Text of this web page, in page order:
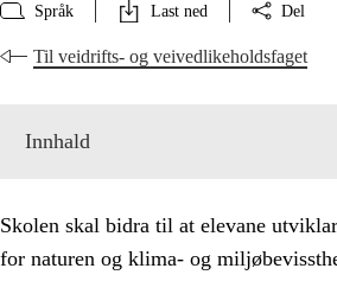
Språk Last ned Del
Til veidrifts- og veivedlikeholdsfaget
Innhald
Skolen skal bidra til at elevane
for naturen og klima- og